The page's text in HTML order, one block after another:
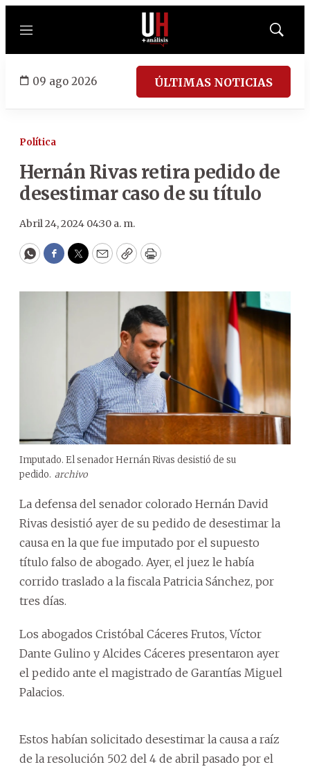
Menú
Mostrar
09 ago 2026 ÚLTIMAS NOTICIAS
Política
Hernán Rivas retira pedido de
desestimar caso de su título
Abril 24, 2024 04:30 a. m.
WhatsApp
Facebook
Twitter
EmailCopyPrint
Imputado. El senador Hernán Rivas desistió de su
pedido. archivo
La defensa del senador colorado Hernán David
Rivas desistió ayer de su pedido de desestimar la
causa en la que fue imputado por el supuesto
título falso de abogado. Ayer, el juez le había
corrido traslado a la fiscala Patricia Sánchez, por
tres días.
Los abogados Cristóbal Cáceres Frutos, Víctor
Dante Gulino y Alcides Cáceres presentaron ayer
el pedido ante el magistrado de Garantías Miguel
Palacios.
Estos habían solicitado desestimar la causa a raíz
de la resolución 502 del 4 de abril pasado por el